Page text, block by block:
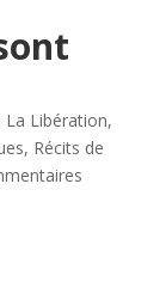
La Libération,
, Récits de